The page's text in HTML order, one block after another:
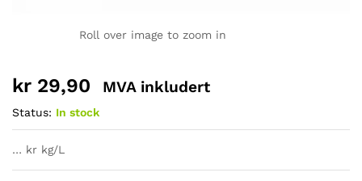
Roll over image to zoom in
kr 29,90 MVA inkludert
Status: In stock
… kr kg/L